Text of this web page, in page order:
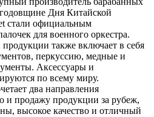
Дня Китайской
стали официальным
для военного оркестра.
также включает в себя
перкуссию, медные и
Аксессуары и
по всему миру.
два направления
и продажу продукции за рубеж,
высокое качество и отличный